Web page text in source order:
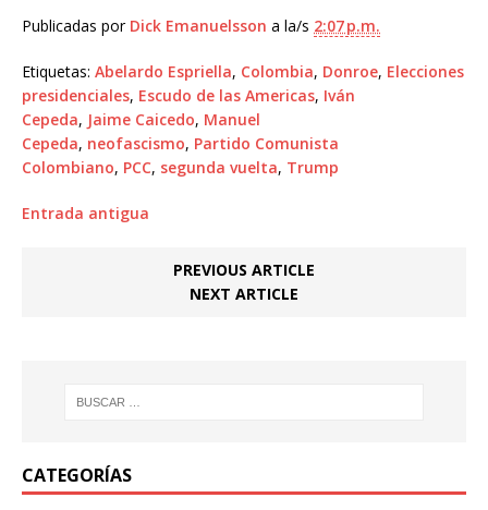
Publicadas por Dick Emanuelsson a la/s 2:07 p.m.
Etiquetas: Abelardo Espriella, Colombia, Donroe, Elecciones
presidenciales, Escudo de las Americas, Iván
Cepeda, Jaime Caicedo, Manuel
Cepeda, neofascismo, Partido Comunista
Colombiano, PCC, segunda vuelta, Trump
Entrada antigua
PREVIOUS ARTICLE
NEXT ARTICLE
CATEGORÍAS